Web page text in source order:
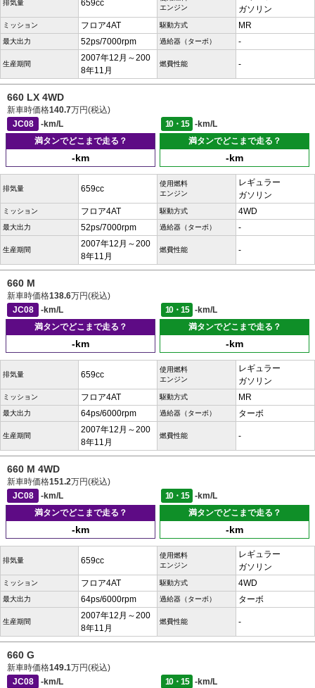
排気量 659cc
エンジン
ガソリン
ミッション フロア4AT 駆動方式 MR
最大出力 52ps/7000rpm 過給器（ターボ） -
生産期間
2007年12月～200
8年11月
燃費性能 -
660 LX 4WD
新車時価格140.7万円(税込)
JC08
-km/L 10・15
-km/L
満タンでどこまで走る？
-km
満タンでどこまで走る？
-km
排気量 659cc
使用燃料
エンジン
レギュラー
ガソリン
ミッション フロア4AT 駆動方式 4WD
最大出力 52ps/7000rpm 過給器（ターボ） -
生産期間
2007年12月～200
8年11月
燃費性能 -
660 M
新車時価格138.6万円(税込)
JC08
-km/L 10・15
-km/L
満タンでどこまで走る？
-km
満タンでどこまで走る？
-km
排気量 659cc
使用燃料
エンジン
レギュラー
ガソリン
ミッション フロア4AT 駆動方式 MR
最大出力 64ps/6000rpm 過給器（ターボ） ターボ
生産期間
2007年12月～200
8年11月
燃費性能 -
660 M 4WD
新車時価格151.2万円(税込)
JC08
-km/L 10・15
-km/L
満タンでどこまで走る？
-km
満タンでどこまで走る？
-km
排気量 659cc
使用燃料
エンジン
レギュラー
ガソリン
ミッション フロア4AT 駆動方式 4WD
最大出力 64ps/6000rpm 過給器（ターボ） ターボ
生産期間
2007年12月～200
8年11月
燃費性能 -
660 G
新車時価格149.1万円(税込)
JC08
-km/L 10・15
-km/L